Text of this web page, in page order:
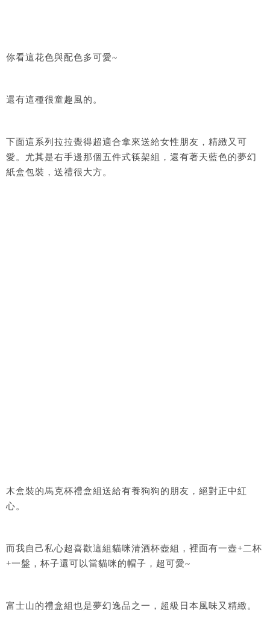
你看這花色與配色多可愛~
還有這種很童趣風的。
下面這系列拉拉覺得超適合拿來送給女性朋友，精緻又可
愛。尤其是右手邊那個五件式筷架組，還有著天藍色的夢幻
紙盒包裝，送禮很大方。
木盒裝的馬克杯禮盒組送給有養狗狗的朋友，絕對正中紅
心。
而我自己私心超喜歡這組貓咪清酒杯壺組，裡面有一壺+二杯
+一盤，杯子還可以當貓咪的帽子，超可愛~
富士山的禮盒組也是夢幻逸品之一，超級日本風味又精緻。